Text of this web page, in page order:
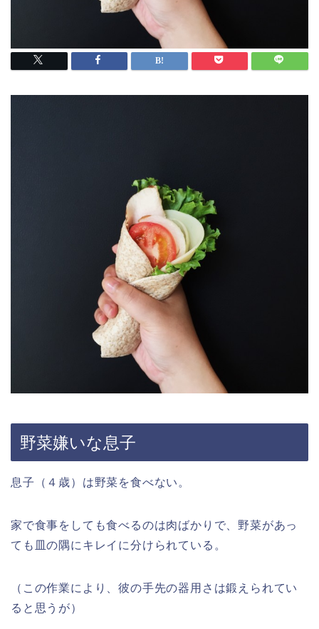
野菜嫌いな息子
息子（４歳）は野菜を食べない。
家で食事をしても食べるのは肉ばかりで、野菜があっ
ても皿の隅にキレイに分けられている。
（この作業により、彼の手先の器用さは鍛えられてい
ると思うが）